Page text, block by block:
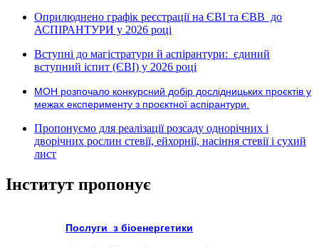
Оприлюднено графік реєстрації на ЄВІ та ЄВВ до
АСПІРАНТУРИ у 2026 році
Вступні до магістратури й аспірантури: єдиний
вступний іспит (ЄВІ) у 2026 році
МОН розпочало конкурсний добір дослідницьких проєктів у
межах експерименту з проєктної аспірантури.
Пропонуємо для реалізації розсаду однорічних і
дворічних рослин стевії, ейхорнії, насіння стевії і сухий
лист
Інститут пропонує
Послуги з біоенергетики